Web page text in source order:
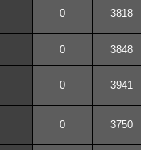
0 3818
0 3848
0 3941
0 3750